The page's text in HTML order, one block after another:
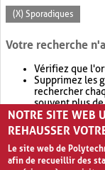
(X) Sporadiques
Votre recherche
Vérifiez que
Supprimez les
rechercher
souvent plus
Envisagez
retournera
NOTRE SITE WEB
REHAUSSER
Le site web de
afin de recueillir des